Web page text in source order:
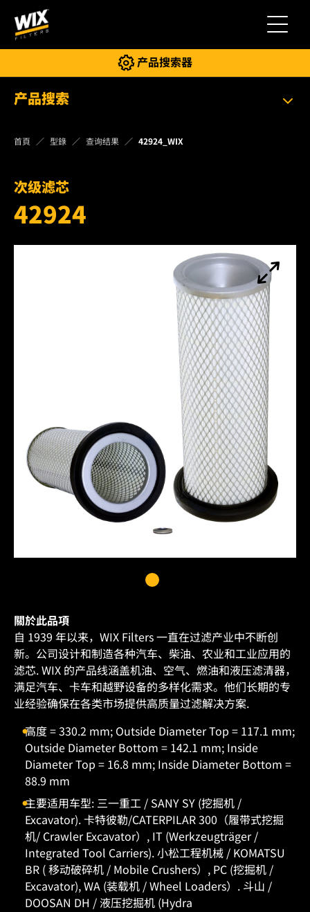
切换导航
产品搜索器
产品搜索
首頁 型錄 查询结果 42924_WIX
次级滤芯
42924
關於此品項
自 1939 年以来，WIX Filters 一直在过滤产业中不断创
新。公司设计和制造各种汽车、柴油、农业和工业应用的
滤芯. WIX 的产品线涵盖机油、空气、燃油和液压滤清器，
满足汽车、卡车和越野设备的多样化需求。他们长期的专
业经验确保在各类市场提供高质量过滤解决方案.
高度 = 330.2 mm; Outside Diameter Top = 117.1 mm;
Outside Diameter Bottom = 142.1 mm; Inside
Diameter Top = 16.8 mm; Inside Diameter Bottom =
88.9 mm
主要适用车型: 三一重工 / SANY SY (挖掘机 /
Excavator). 卡特彼勒/CATERPILAR 300（履带式挖掘
机/ Crawler Excavator）, IT (Werkzeugträger /
Integrated Tool Carriers). 小松工程机械 / KOMATSU
BR ( 移动破碎机 / Mobile Crushers）, PC (挖掘机 /
Excavator), WA (装载机 / Wheel Loaders）. 斗山 /
DOOSAN DH / 液压挖掘机 (Hydra